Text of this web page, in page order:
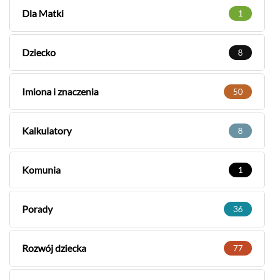
Dla Matki 1
Dziecko 8
Imiona i znaczenia 50
Kalkulatory 8
Komunia 1
Porady 36
Rozwój dziecka 77